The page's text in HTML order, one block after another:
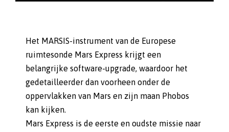
Het MARSIS-instrument van de Europese
ruimtesonde Mars Express krijgt een
belangrijke software-upgrade, waardoor het
gedetailleerder dan voorheen onder de
oppervlakken van Mars en zijn maan Phobos
kan kijken.
Mars Express is de eerste en oudste missie naar